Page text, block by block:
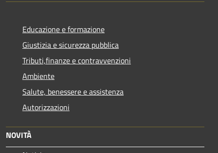
Educazione e formazione
Giustizia e sicurezza pubblica
Tributi,finanze e contravvenzioni
Ambiente
Salute, benessere e assistenza
Autorizzazioni
NOVITÀ